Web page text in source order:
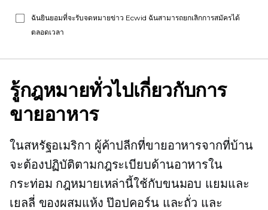
ฉันยินยอมที่จะรับจดหมายข่าว Ecwid ฉันสามารถยกเลิกการสมัครได้
ตลอดเวลา
รู้กฎหมายทั่วไปเกี่ยวกับการ
ขายอาหาร
ในสหรัฐอเมริกา ผู้ค้าปลีกที่ขายอาหารจากที่บ้าน
จะต้องปฏิบัติตามกฎระเบียบด้านอาหารใน
กระท่อม กฎหมายเหล่านี้ใช้กับขนมอบ แยมและ
เยลลี่ ของผสมแห้ง ป๊อปคอร์น และถั่ว และ